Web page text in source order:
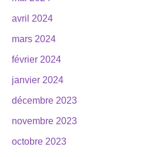
avril 2024
mars 2024
février 2024
janvier 2024
décembre 2023
novembre 2023
octobre 2023